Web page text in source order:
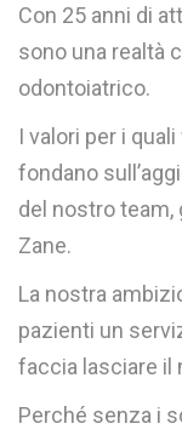
Con 25 anni di
sono una realtà
odontoiatrico.
I valori per i
fondano
del nostro team,
Zane.
La nostra
pazienti un
faccia lasciare il
Perché senza i